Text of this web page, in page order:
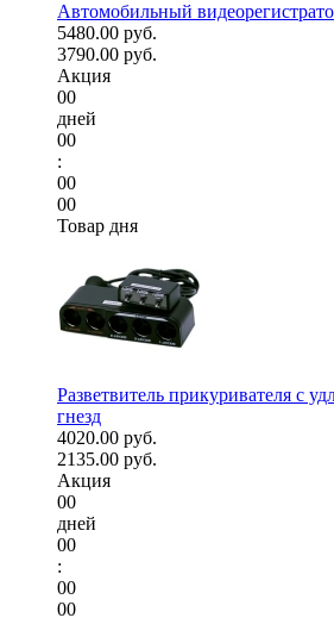
Автомобильный
5480.00 руб.
3790.00 руб.
Акция
00
дней
00
:
00
00
Товар дня
Разветвитель прикуривателя с
гнезд
4020.00 руб.
2135.00 руб.
Акция
00
дней
00
:
00
00